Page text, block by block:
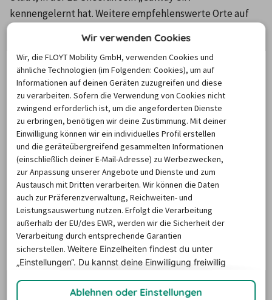
kennengelernt hat. Weitere empfehlenswerte Orte auf
wurden unter anderem Harry Potter und Star Wars
gedreht!
📍 Strecke: Dublin – Galway – Doolin – Cliffs of Moher –
Doolin – Burren – Bunratty Castle – Limerick – Dublin
⛽ Dauer der Route: 1 Woche (ca. 650 km, etwa 9 Stunden
Fahrzeit)
🚙 Empfohlener Mietwagen: Kompaktwagen oder SUV
Flughafen Dublin gibt’s jede Menge Mietwagen. Hast du
Fragen zur Buchung? Unser Kundenservice hilft gerne!
Wir verwenden Cookies
Wir, die FLOYT Mobility GmbH, verwenden Cookies und
ähnliche Technologien (im Folgenden: Cookies), um auf
Informationen auf deinen Geräten zuzugreifen und diese
zu verarbeiten. Sofern die Verwendung von Cookies nicht
zwingend erforderlich ist, um die angeforderten Dienste
zu erbringen, benötigen wir deine Zustimmung. Mit deiner
Einwilligung können wir ein individuelles Profil erstellen
und die geräteübergreifend gesammelten Informationen
(einschließlich deiner E-Mail-Adresse) zu Werbezwecken,
zur Anpassung unserer Angebote und Dienste und zum
Austausch mit Dritten verarbeiten. Wir können die Daten
auch zur Präferenzverwaltung, Reichweiten- und
Leistungsauswertung nutzen. Erfolgt die Verarbeitung
außerhalb der EU/des EWR, werden wir die Sicherheit der
Verarbeitung durch entsprechende Garantien
sicherstellen.Weitere Einzelheiten findest du unter
„Einstellungen“. Du kannst deine Einwilligung freiwillig
Ablehnen oder Einstellungen